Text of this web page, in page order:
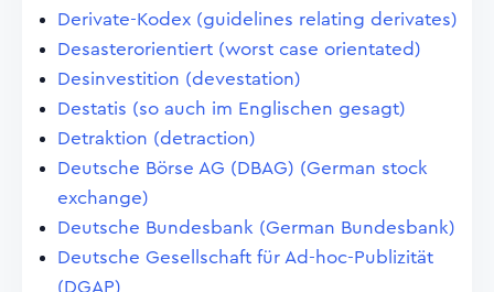
Derivate-Kodex (guidelines relating derivates)
Desasterorientiert (worst case orientated)
Desinvestition (devestation)
Destatis (so auch im Englischen gesagt)
Detraktion (detraction)
Deutsche Börse AG (DBAG) (German stock
exchange)
Deutsche Bundesbank (German Bundesbank)
Deutsche Gesellschaft für Ad-hoc-Publizität
(DGAP)